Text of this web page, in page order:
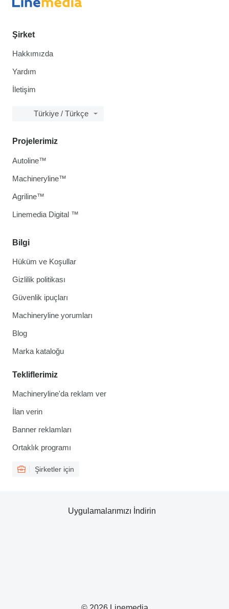
Şirket
Hakkımızda
Yardım
İletişim
Türkiye / Türkçe
Bilgi
Hüküm ve Koşullar
Gizlilik politikası
Güvenlik ipuçları
Machineryline yorumları
Blog
Marka kataloğu
Tekliflerimiz
Machineryline'da reklam ver
İlan verin
Banner reklamları
Ortaklık programı
Şirketler için
Projelerimiz
Autoline™
Machineryline™
Agriline™
Linemedia Digital ™
Uygulamalarımızı İndirin